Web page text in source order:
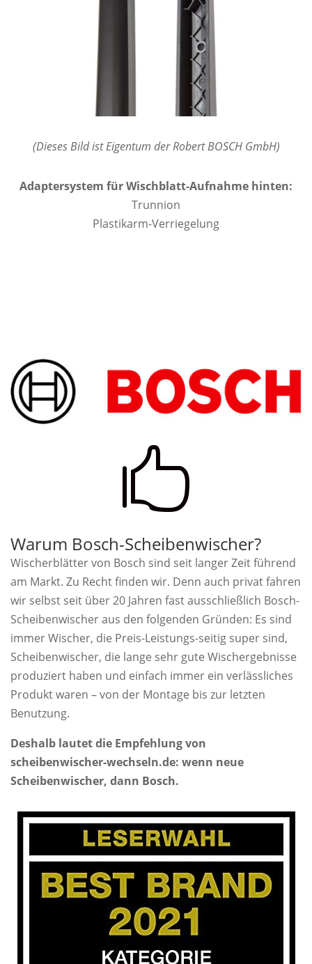
(Dieses Bild ist Eigentum der Robert BOSCH GmbH)
Adaptersystem für Wischblatt-Aufnahme hinten:
Trunnion
Plastikarm-Verriegelung

Warum Bosch-Scheibenwischer?
Wischerblätter von Bosch sind seit langer Zeit führend
am Markt. Zu Recht finden wir. Denn auch privat fahren
wir selbst seit über 20 Jahren fast ausschließlich Bosch-
Scheibenwischer aus den folgenden Gründen: Es sind
immer Wischer, die Preis-Leistungs-seitig super sind,
Scheibenwischer, die lange sehr gute Wischergebnisse
produziert haben und einfach immer ein verlässliches
Produkt waren – von der Montage bis zur letzten
Benutzung.
Deshalb lautet die Empfehlung von
scheibenwischer-wechseln.de: wenn neue
Scheibenwischer, dann Bosch.